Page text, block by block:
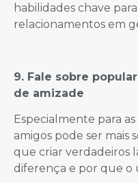
habilidades chave
relacionamentos em
9. Fale sobre
de amizade
Especialmente para
amigos pode ser mais
que criar verdadeiros
diferença e por que o